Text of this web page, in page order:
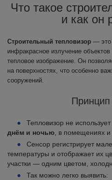
Что такое
и как он
Строительный тепловизор — это
инфракрасное излучение
тепловое изображение. Он
на поверхностях, что особенно
сооружений.
Тепловизор не
днём и ночью , в помещениях и
Сенсор регистрирует
температуры и отображает их
участки — одним цветом,
Так можно легко выявить: